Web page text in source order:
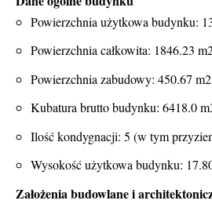
Powierzchnia użytkowa budynku:
Powierzchnia całkowita: 1846.23
Powierzchnia zabudowy: 450.67 m2
Kubatura brutto budynku: 6418.0
Ilość kondygnacji: 5 (w tym
Wysokość użytkowa budynku:
Założenia budowlane i